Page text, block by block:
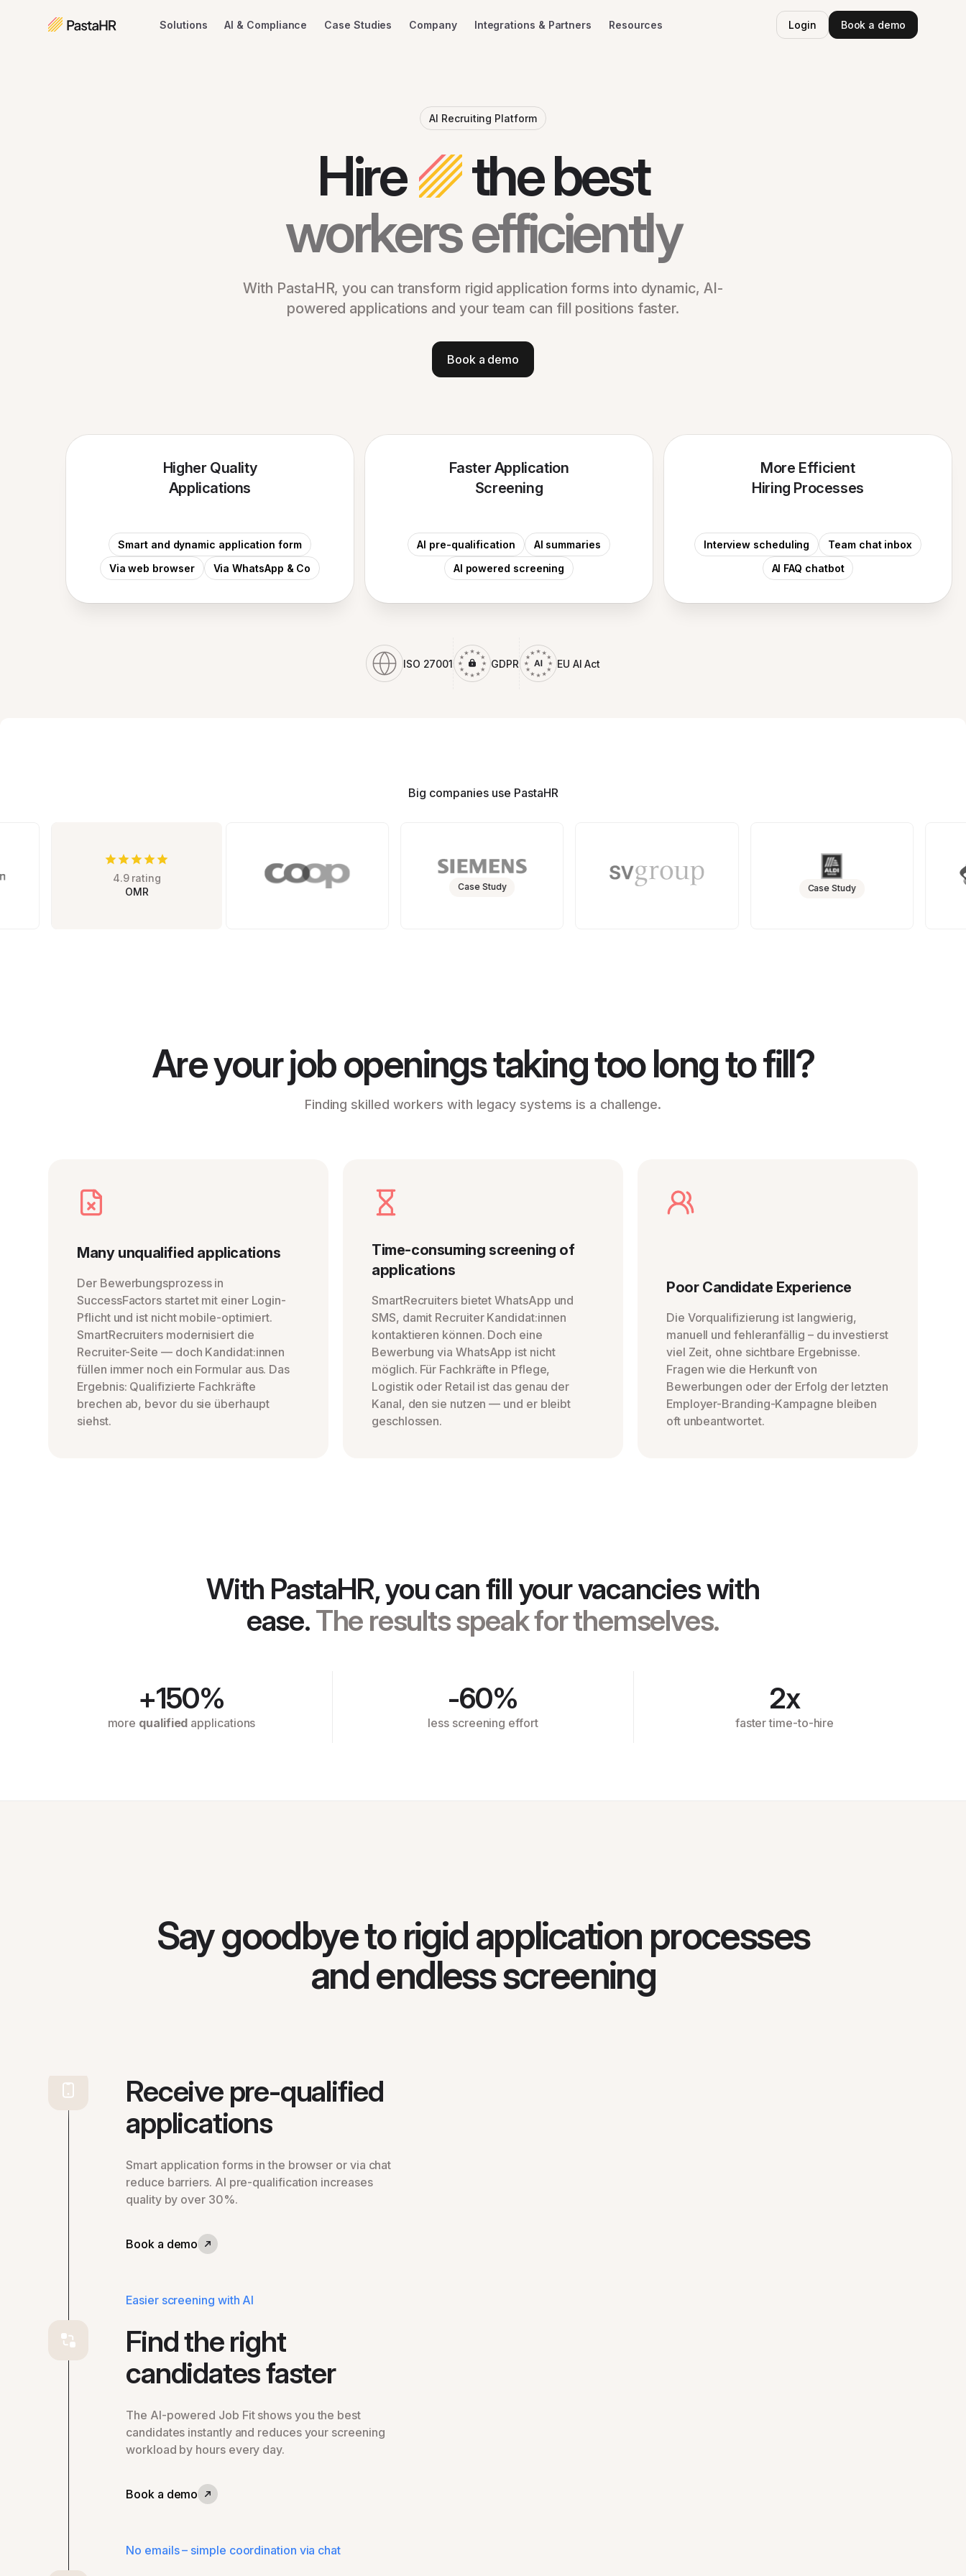
Solutions AI & Compliance Case Studies Company Integrations & Partners Resources Login Book a demo
AI Recruiting Platform
Hire
the best
workers efficiently
With PastaHR, you can transform rigid application forms into dynamic, AI-
powered applications and your team can fill positions faster.
Book a demo
Higher Quality
Applications
Smart and dynamic application form
Via web browser
Via WhatsApp & Co
Faster Application
Screening
AI pre-qualification
AI summaries
AI powered screening
More Efficient
Hiring Processes
Interview scheduling
Team chat inbox
AI FAQ chatbot
ISO 27001 GDPR EU AI Act
Big companies use PastaHR
4.9 rating
OMR
Case Study Case Study
Are your job openings taking too long to fill?
Finding skilled workers with legacy systems is a challenge.
Many unqualified applications
Der Bewerbungsprozess in
SuccessFactors startet mit einer Login-
Pflicht und ist nicht mobile-optimiert.
SmartRecruiters modernisiert die
Recruiter-Seite — doch Kandidat:innen
füllen immer noch ein Formular aus. Das
Ergebnis: Qualifizierte Fachkräfte
brechen ab, bevor du sie überhaupt
siehst.
Time-consuming screening of
applications
SmartRecruiters bietet WhatsApp und
SMS, damit Recruiter Kandidat:innen
kontaktieren können. Doch eine
Bewerbung via WhatsApp ist nicht
möglich. Für Fachkräfte in Pflege,
Logistik oder Retail ist das genau der
Kanal, den sie nutzen — und er bleibt
geschlossen.
Poor Candidate Experience
Die Vorqualifizierung ist langwierig,
manuell und fehleranfällig – du investierst
viel Zeit, ohne sichtbare Ergebnisse.
Fragen wie die Herkunft von
Bewerbungen oder der Erfolg der letzten
Employer-Branding-Kampagne bleiben
oft unbeantwortet.
With PastaHR, you can fill your vacancies with
ease.The results speak for themselves.
+150%
more qualified applications
-60%
less screening effort
2x
faster time-to-hire
Say goodbye to rigid application processes
and endless screening
Receive pre-qualified
applications
Smart application forms in the browser or via chat
reduce barriers. AI pre-qualification increases
quality by over 30%.
Book a demo
Easier screening with AI
Find the right
candidates faster
The AI-powered Job Fit shows you the best
candidates instantly and reduces your screening
workload by hours every day.
Book a demo
No emails – simple coordination via chat